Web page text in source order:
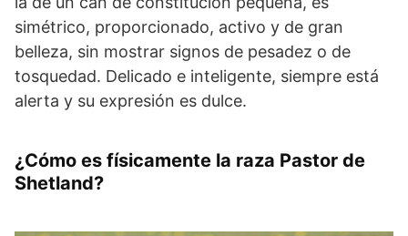
simétrico, proporcionado, activo y de gran
belleza, sin mostrar signos de pesadez o de
tosquedad. Delicado e inteligente, siempre está
alerta y su expresión es dulce.
¿Cómo es físicamente la raza Pastor de
Shetland?